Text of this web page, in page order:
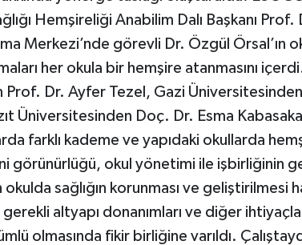
Hemşireliği Anabilim Dalı Başkanı
Merkezi’nde görevli Dr. Özgül Örsal’ın
her okula bir hemşire atanmasını
Prof. Dr. Ayfer Tezel, Gazi
Üniversitesinden Doç. Dr. Esma
farklı kademe ve yapıdaki okullarda
görünürlüğü, okul yönetimi ile işbirliğinin
sağlığın korunması ve geliştirilmesi
altyapı donanımları ve diğer
olmasında fikir birliğine varıldı.